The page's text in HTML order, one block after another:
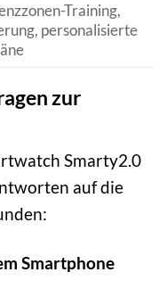
Training,
personalisierte
zur
Smarty2.0
auf die
Smartphone